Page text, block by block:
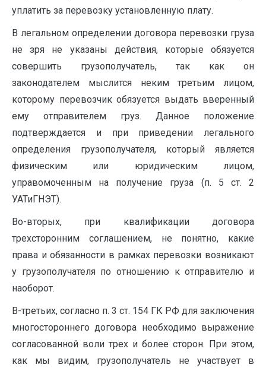
уплатить за перевозку установленную плату.
В легальном определении договора перевозки груза
не зря не указаны действия, которые обязуется
совершить грузополучатель, так как он
законодателем мыслится неким третьим лицом,
которому перевозчик обязуется выдать вверенный
ему отправителем груз. Данное положение
подтверждается и при приведении легального
определения грузополучателя, который является
физическим или юридическим лицом,
управомоченным на получение груза (п. 5 ст. 2
УАТиГНЭТ).
Во-вторых, при квалификации договора
трехсторонним соглашением, не понятно, какие
права и обязанности в рамках перевозки возникают
у грузополучателя по отношению к отправителю и
наоборот.
В-третьих, согласно п. 3 ст. 154 ГК РФ для заключения
многостороннего договора необходимо выражение
согласованной воли трех и более сторон. При этом,
как мы видим, грузополучатель не участвует в